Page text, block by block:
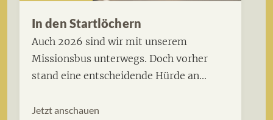
In den Startlöchern
Auch 2026 sind wir mit unserem
Missionsbus unterwegs. Doch vorher
stand eine entscheidende Hürde an...
Jetzt anschauen